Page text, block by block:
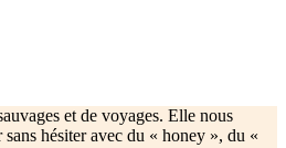
et de voyages. Elle nous
hésiter avec du « honey », du «